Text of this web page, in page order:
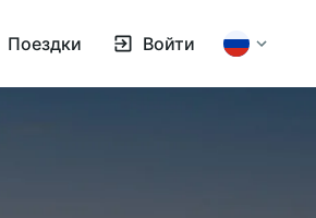
Поездки Войти